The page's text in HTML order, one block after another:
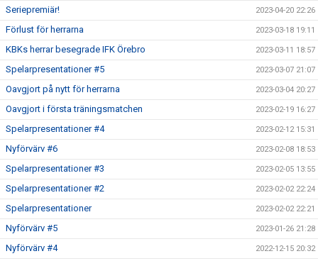
Seriepremiär! 2023-04-20 22:26
Förlust för herrarna 2023-03-18 19:11
KBKs herrar besegrade IFK Örebro 2023-03-11 18:57
Spelarpresentationer #5 2023-03-07 21:07
Oavgjort på nytt för herrarna 2023-03-04 20:27
Oavgjort i första träningsmatchen 2023-02-19 16:27
Spelarpresentationer #4 2023-02-12 15:31
Nyförvärv #6 2023-02-08 18:53
Spelarpresentationer #3 2023-02-05 13:55
Spelarpresentationer #2 2023-02-02 22:24
Spelarpresentationer 2023-02-02 22:21
Nyförvärv #5 2023-01-26 21:28
Nyförvärv #4 2022-12-15 20:32